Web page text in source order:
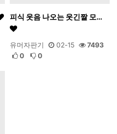
피식 웃음 나오는 웃긴짤 모…
유머자판기 02-15
7493
0
0